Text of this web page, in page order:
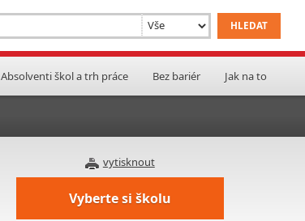
Absolventi škol a trh práce Bez bariér Jak na to
vytisknout
Vyberte si školu